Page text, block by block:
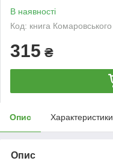
В наявності
Код: книга Комаровського
315 ₴
Опис Характеристики
Опис